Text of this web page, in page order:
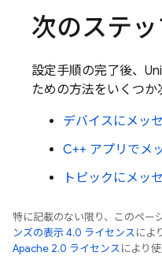
次のステ
設定手順の完了後、
ための方法をいくつか
デバイスにメッ
C++ アプリでメ
トピックにメッ
特に記載のない限り、このペー
ンズの表示 4.0 ライセンスによ
Apache 2.0 ライセンスにより